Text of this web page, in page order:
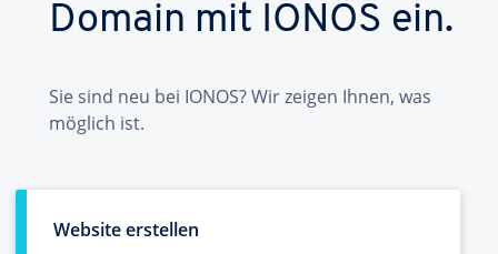
Domain mit IONOS ein.
Sie sind neu bei IONOS? Wir zeigen Ihnen, was
möglich ist.
Website erstellen